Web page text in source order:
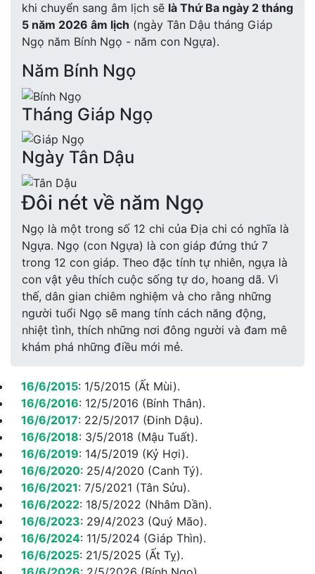
khi chuyển sang âm lịch sẽ là Thứ Ba ngày 2 tháng
5 năm 2026 âm lịch (ngày Tân Dậu tháng Giáp
Ngọ năm Bính Ngọ - năm con Ngựa).
Năm Bính Ngọ
Tháng Giáp Ngọ
Ngày Tân Dậu
Đôi nét về năm Ngọ
Ngọ là một trong số 12 chi của Địa chi có nghĩa là
Ngựa. Ngọ (con Ngựa) là con giáp đứng thứ 7
trong 12 con giáp. Theo đặc tính tự nhiên, ngựa là
con vật yêu thích cuộc sống tự do, hoang dã. Vì
thế, dân gian chiêm nghiệm và cho rằng những
người tuổi Ngọ sẽ mang tính cách năng động,
nhiệt tình, thích những nơi đông người và đam mê
khám phá những điều mới mẻ.
16/6/2015: 1/5/2015 (Ất Mùi).
16/6/2016: 12/5/2016 (Bính Thân).
16/6/2017: 22/5/2017 (Đinh Dậu).
16/6/2018: 3/5/2018 (Mậu Tuất).
16/6/2019: 14/5/2019 (Kỷ Hợi).
16/6/2020: 25/4/2020 (Canh Tý).
16/6/2021: 7/5/2021 (Tân Sửu).
16/6/2022: 18/5/2022 (Nhâm Dần).
16/6/2023: 29/4/2023 (Quý Mão).
16/6/2024: 11/5/2024 (Giáp Thìn).
16/6/2025: 21/5/2025 (Ất Tỵ).